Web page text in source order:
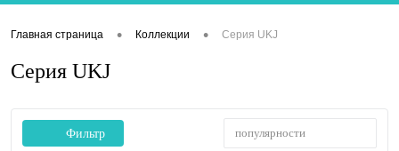
Главная страница • Коллекции • Серия UKJ
Серия UKJ
Фильтр популярности